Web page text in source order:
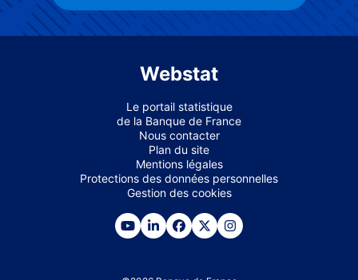
Webstat
Le portail statistique
de la Banque de France
Nous contacter
Plan du site
Mentions légales
Protections des données personnelles
Gestion des cookies